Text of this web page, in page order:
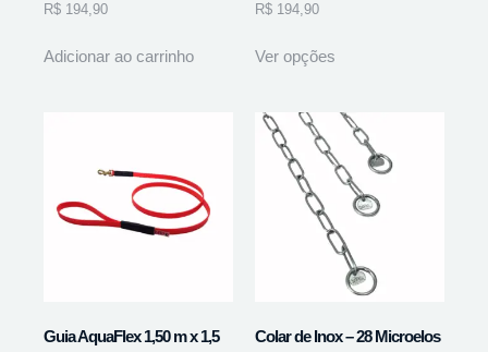
R$ 194,90
Adicionar ao carrinho
R$ 194,90
Ver opções
Guia AquaFlex 1,50 m x 1,5
Colar de Inox – 28 Microelos